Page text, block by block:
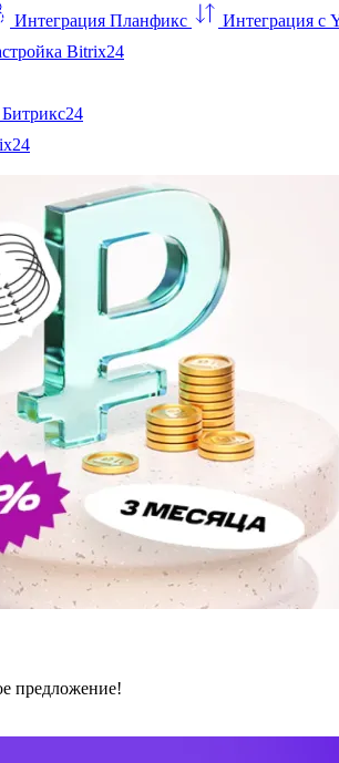
Интеграция Планфикс Интеграция с
Bitrix24
предложение!